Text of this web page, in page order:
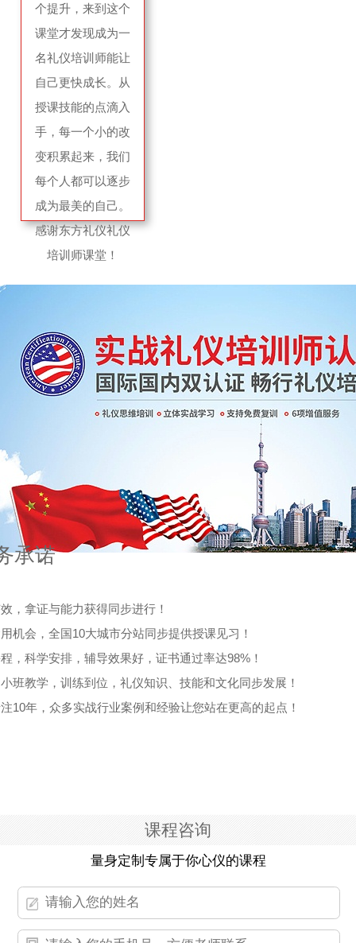
个提升，来到这个
课堂才发现成为一
名礼仪培训师能让
自己更快成长。从
授课技能的点滴入
手，每一个小的改
变积累起来，我们
每个人都可以逐步
成为最美的自己。
感谢东方礼仪礼仪
培训师课堂！
承诺
，拿证与能力获得同步进行！
机会，全国10大城市分站同步提供授课见习！
，科学安排，辅导效果好，证书通过率达98%！
班教学，训练到位，礼仪知识、技能和文化同步发展！
10年，众多实战行业案例和经验让您站在更高的起点！
课程咨询
量身定制专属于你心仪的课程